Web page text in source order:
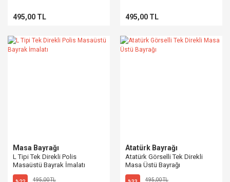
495,00 TL 495,00 TL
Masa Bayrağı
L Tipi Tek Direkli Polis
Masaüstü Bayrak İmalatı
495,00 TL
Atatürk Bayrağı
Atatürk Görselli Tek Direkli
Masa Üstü Bayrağı
495,00 TL